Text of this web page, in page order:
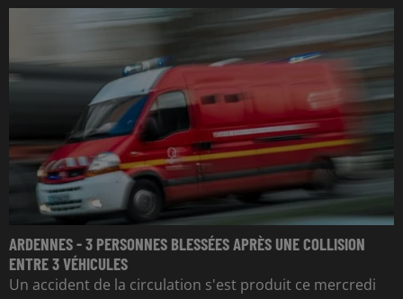
ARDENNES - 3 PERSONNES BLESSÉES APRÈS UNE COLLISION
ENTRE 3 VÉHICULES
Un accident de la circulation s'est produit ce mercredi